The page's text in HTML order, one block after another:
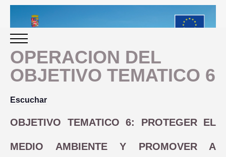
INICIO
OPERACION DEL
OBJETIVO TEMATICO 6
Escuchar
OBJETIVO TEMATICO 6: PROTEGER EL
MEDIO AMBIENTE Y PROMOVER A